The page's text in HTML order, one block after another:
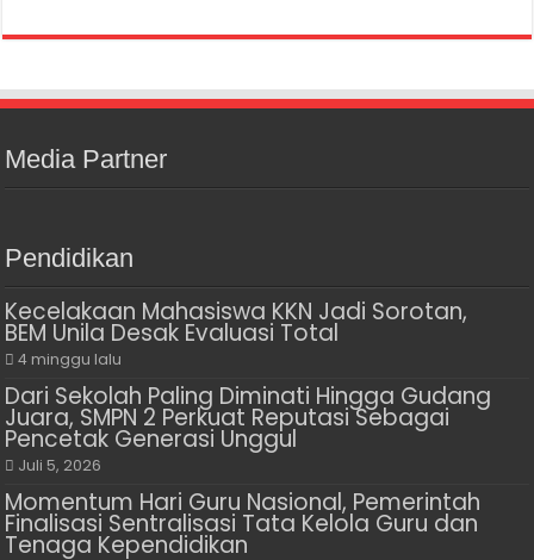
Media Partner
Pendidikan
Kecelakaan Mahasiswa KKN Jadi Sorotan,
BEM Unila Desak Evaluasi Total
4 minggu lalu
Dari Sekolah Paling Diminati Hingga Gudang
Juara, SMPN 2 Perkuat Reputasi Sebagai
Pencetak Generasi Unggul
Juli 5, 2026
Momentum Hari Guru Nasional, Pemerintah
Finalisasi Sentralisasi Tata Kelola Guru dan
Tenaga Kependidikan